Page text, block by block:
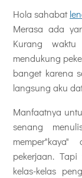
Hola sahabat
Merasa ada
Kurang
mendukung
banget karena
langsung aku
Manfaatnya
senang
pekerjaan.
kelas-kelas